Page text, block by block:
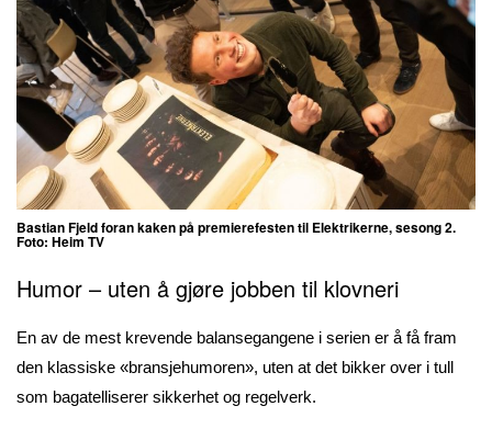
Bastian Fjeld foran kaken på premierefesten til Elektrikerne, sesong 2.
Foto: Heim TV
Humor – uten å gjøre jobben til klovneri
En av de mest krevende balansegangene i serien er å få fram
den klassiske «bransjehumoren», uten at det bikker over i tull
som bagatelliserer sikkerhet og regelverk.